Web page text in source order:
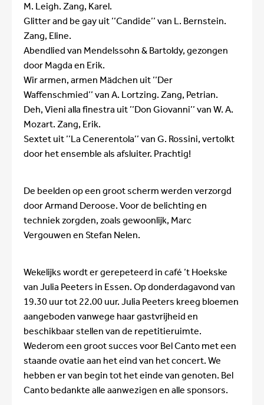
M. Leigh. Zang, Karel.
Glitter and be gay uit ’’Candide’’ van L. Bernstein.
Zang, Eline.
Abendlied van Mendelssohn & Bartoldy, gezongen
door Magda en Erik.
Wir armen, armen Mädchen uit ’’Der
Waffenschmied’’ van A. Lortzing. Zang, Petrian.
Deh, Vieni alla finestra uit ’’Don Giovanni’’ van W. A.
Mozart. Zang, Erik.
Sextet uit ’’La Cenerentola’’ van G. Rossini, vertolkt
door het ensemble als afsluiter. Prachtig!
De beelden op een groot scherm werden verzorgd
door Armand Deroose. Voor de belichting en
techniek zorgden, zoals gewoonlijk, Marc
Vergouwen en Stefan Nelen.
Wekelijks wordt er gerepeteerd in café ’t Hoekske
van Julia Peeters in Essen. Op donderdagavond van
19.30 uur tot 22.00 uur. Julia Peeters kreeg bloemen
aangeboden vanwege haar gastvrijheid en
beschikbaar stellen van de repetitieruimte.
Wederom een groot succes voor Bel Canto met een
staande ovatie aan het eind van het concert. We
hebben er van begin tot het einde van genoten. Bel
Canto bedankte alle aanwezigen en alle sponsors.